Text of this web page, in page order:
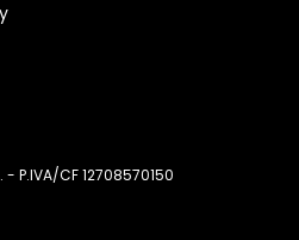
P.IVA/CF 12708570150